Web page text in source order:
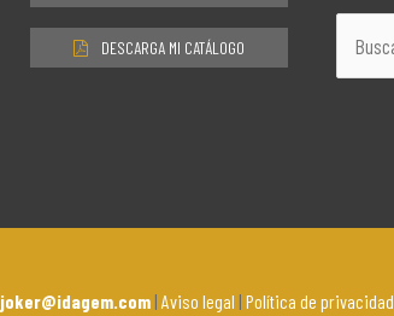
DESCARGA MI CATÁLOGO
Buscar
por:
joker@idagem.com | Aviso legal | Política de privacidad